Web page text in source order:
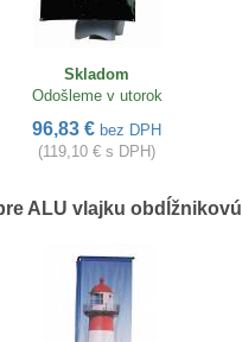
Skladom
Odošleme v utorok
96,83 € bez DPH
(119,10 € s DPH)
ALU vlajku obdĺžnikovú